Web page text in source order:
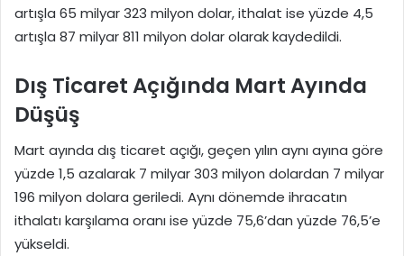
artışla 65 milyar 323 milyon dolar, ithalat ise yüzde 4,5
artışla 87 milyar 811 milyon dolar olarak kaydedildi.
Dış Ticaret Açığında Mart Ayında
Düşüş
Mart ayında dış ticaret açığı, geçen yılın aynı ayına göre
yüzde 1,5 azalarak 7 milyar 303 milyon dolardan 7 milyar
196 milyon dolara geriledi. Aynı dönemde ihracatın
ithalatı karşılama oranı ise yüzde 75,6’dan yüzde 76,5’e
yükseldi.